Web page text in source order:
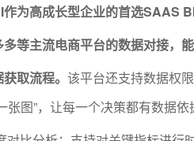
作为高成长型企业的首选SAAS
多等主流电商平台的数据对接，
取流程。 该平台还支持数据权
张图”，让每一个决策都有数据依